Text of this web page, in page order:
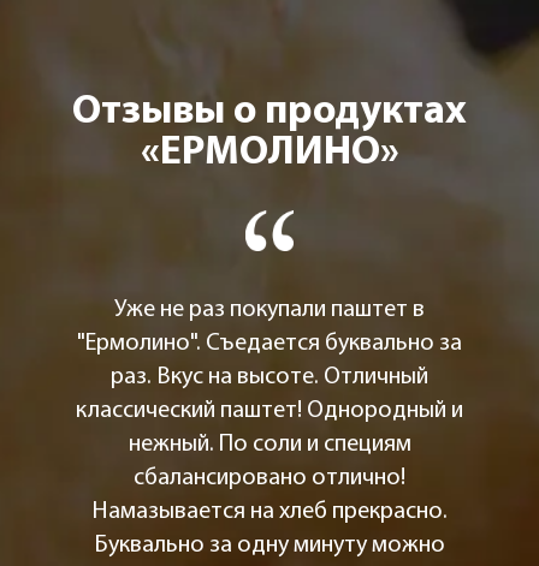
Отзывы о продуктах
«ЕРМОЛИНО»
Уже не раз покупали паштет в
"Ермолино". Съедается буквально за
раз. Вкус на высоте. Отличный
классический паштет! Однородный и
нежный. По соли и специям
сбалансировано отлично!
Намазывается на хлеб прекрасно.
Буквально за одну минуту можно